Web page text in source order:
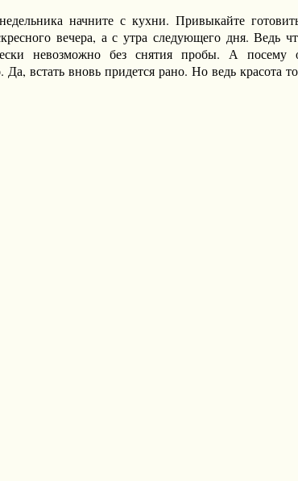
начните с кухни. Привыкайте
вечера, а с утра следующего дня. Ведь
невозможно без снятия пробы. А посему
встать вновь придется рано. Но ведь красота